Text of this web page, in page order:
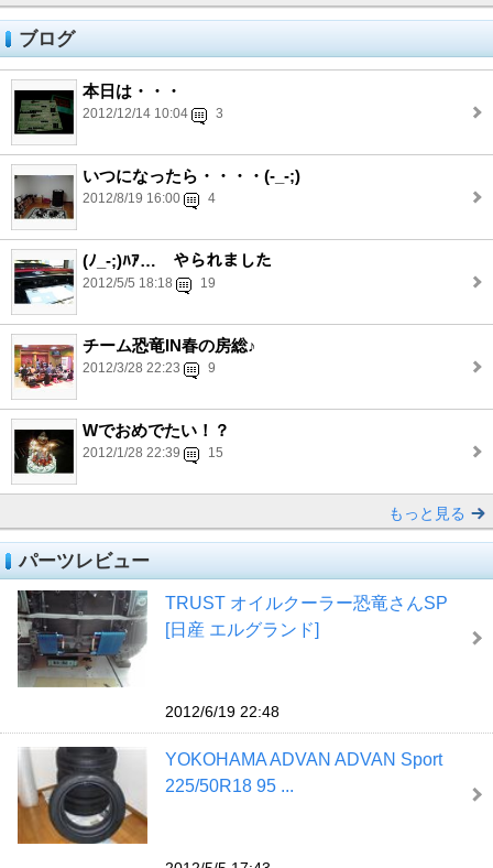
ブログ
本日は・・・
2012/12/14 10:04 3
いつになったら・・・・(-_-;)
2012/8/19 16:00 4
(ﾉ_-;)ﾊｱ… やられました
2012/5/5 18:18 19
チーム恐竜IN春の房総♪
2012/3/28 22:23 9
Wでおめでたい！？
2012/1/28 22:39 15
もっと見る
パーツレビュー
TRUST オイルクーラー恐竜さんSP
[日産 エルグランド]
2012/6/19 22:48
YOKOHAMA ADVAN ADVAN Sport
225/50R18 95 ...